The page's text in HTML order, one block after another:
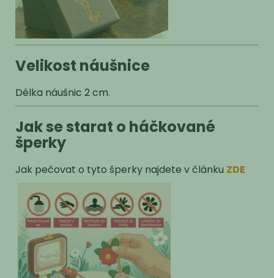
Velikost náušnice
Délka náušnic 2 cm.
Jak se starat o háčkované
šperky
Jak pečovat o tyto šperky najdete v článku ZDE